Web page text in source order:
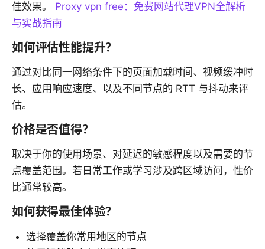
佳效果。 Proxy vpn free：免费网站代理VPN全解析
与实战指南
如何评估性能提升？
通过对比同一网络条件下的页面加载时间、视频缓冲时
长、应用响应速度、以及不同节点的 RTT 与抖动来评
估。
价格是否值得？
取决于你的使用场景、对延迟的敏感程度以及需要的节
点覆盖范围。若日常工作或学习涉及跨区域访问，性价
比通常较高。
如何获得最佳体验？
选择覆盖你常用地区的节点